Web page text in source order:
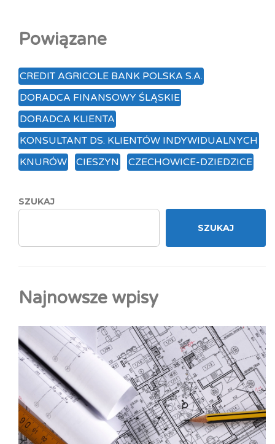
Powiązane
CREDIT AGRICOLE BANK POLSKA S.A.
DORADCA FINANSOWY ŚLĄSKIE
DORADCA KLIENTA
KONSULTANT DS. KLIENTÓW INDYWIDUALNYCH
KNURÓW
CIESZYN CZECHOWICE-DZIEDZICE
SZUKAJ
SZUKAJ
Najnowsze wpisy